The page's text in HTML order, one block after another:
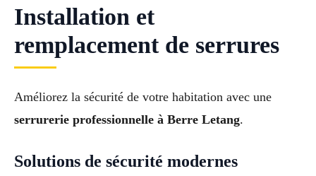
Installation et
remplacement de serrures
Améliorez la sécurité de votre habitation avec une
serrurerie professionnelle à Berre Letang.
Solutions de sécurité modernes